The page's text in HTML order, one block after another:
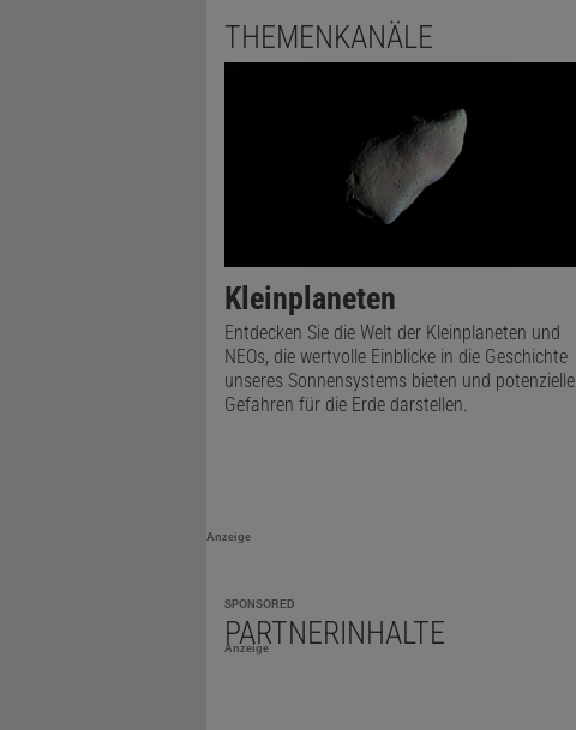
THEMENKANÄLE
Kleinplaneten
Entdecken Sie die Welt der Kleinplaneten und
NEOs, die wertvolle Einblicke in die Geschichte
unseres Sonnensystems bieten und potenzielle
Gefahren für die Erde darstellen.
Anzeige
SPONSORED
PARTNERINHALTE
Anzeige